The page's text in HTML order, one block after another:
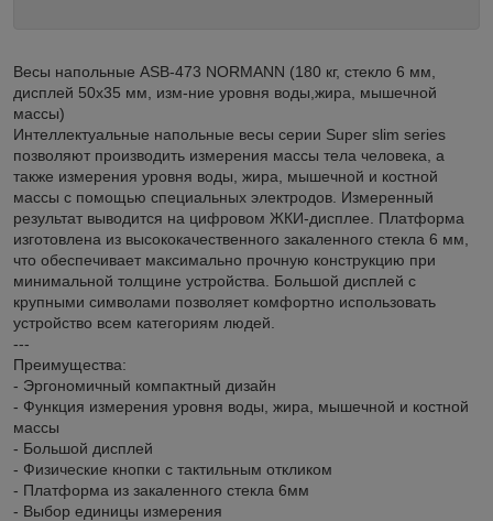
Весы напольные ASB-473 NORMANN (180 кг, стекло 6 мм,
дисплей 50х35 мм, изм-ние уровня воды,жира, мышечной
массы)
Интеллектуальные напольные весы серии Super slim series
позволяют производить измерения массы тела человека, а
также измерения уровня воды, жира, мышечной и костной
массы с помощью специальных электродов. Измеренный
результат выводится на цифровом ЖКИ-дисплее. Платформа
изготовлена из высококачественного закаленного стекла 6 мм,
что обеспечивает максимально прочную конструкцию при
минимальной толщине устройства. Большой дисплей с
крупными символами позволяет комфортно использовать
устройство всем категориям людей.
---
Преимущества:
- Эргономичный компактный дизайн
- Функция измерения уровня воды, жира, мышечной и костной
массы
- Большой дисплей
- Физические кнопки с тактильным откликом
- Платформа из закаленного стекла 6мм
- Выбор единицы измерения